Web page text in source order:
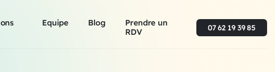
Equipe Blog
Prendre un
RDV
07 62 19 39 85